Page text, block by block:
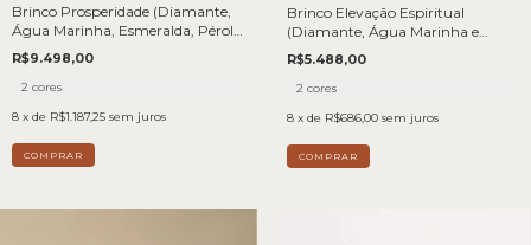
Brinco Prosperidade (Diamante,
Água Marinha, Esmeralda, Pérola
Barroca e Topázio Imperial Bruto)
- Joia em Ouro 18k
R$9.498,00
2 cores
8 x de R$1.187,25 sem juros
COMPRAR
Brinco Elevação Espiritual
(Diamante, Água Marinha e
Esmeralda)- Joia em Ouro 18k
R$5.488,00
2 cores
8 x de R$686,00 sem juros
COMPRAR